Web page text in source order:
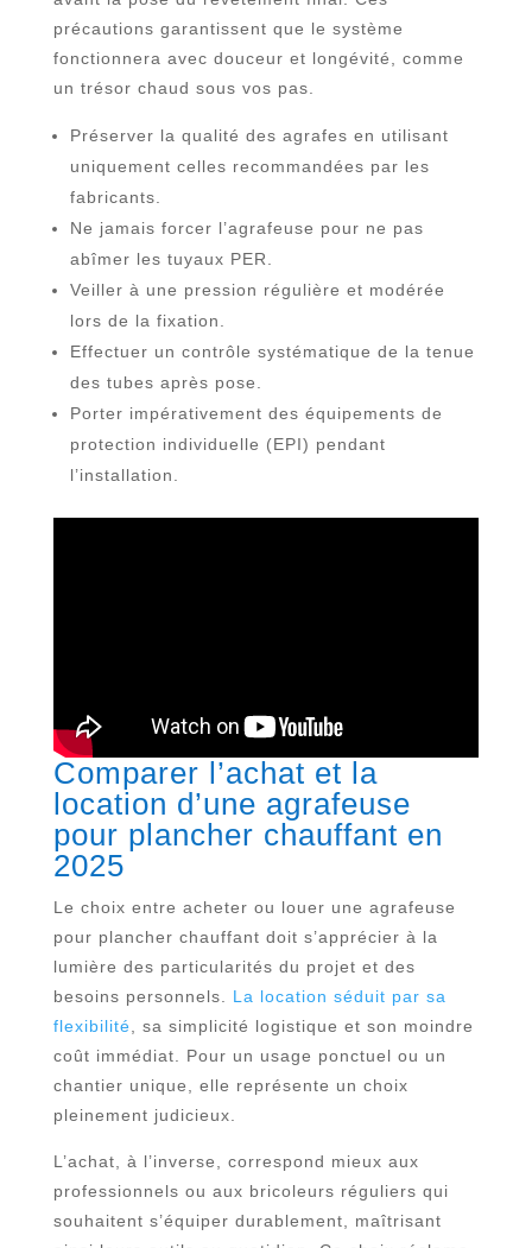
précautions garantissent que le système
fonctionnera avec douceur et longévité, comme
un trésor chaud sous vos pas.
Préserver la qualité des agrafes en utilisant
uniquement celles recommandées par les
fabricants.
Ne jamais forcer l’agrafeuse pour ne pas
abîmer les tuyaux PER.
Veiller à une pression régulière et modérée
lors de la fixation.
Effectuer un contrôle systématique de la tenue
des tubes après pose.
Porter impérativement des équipements de
protection individuelle (EPI) pendant
l’installation.
Comparer l’achat et la
location d’une agrafeuse
pour plancher chauffant en
2025
Le choix entre acheter ou louer une agrafeuse
pour plancher chauffant doit s’apprécier à la
lumière des particularités du projet et des
besoins personnels.
La location séduit par sa
flexibilité , sa simplicité logistique et son moindre
coût immédiat. Pour un usage ponctuel ou un
chantier unique, elle représente un choix
pleinement judicieux.
L’achat, à l’inverse, correspond mieux aux
professionnels ou aux bricoleurs réguliers qui
souhaitent s’équiper durablement, maîtrisant